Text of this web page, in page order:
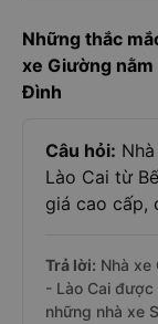
Những thắc
xe Giường nằm
Đình
Câu hỏi:
Lào Cai từ
giá cao cấp,
Trả lời: Nhà xe
- Lào Cai
những nhà xe